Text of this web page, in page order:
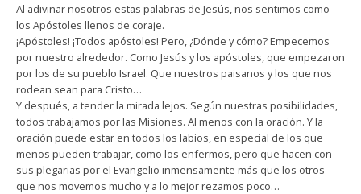
Al adivinar nosotros estas palabras de Jesús, nos sentimos como
los Apóstoles llenos de coraje.
¡Apóstoles! ¡Todos apóstoles! Pero, ¿Dónde y cómo? Empecemos
por nuestro alrededor. Como Jesús y los apóstoles, que empezaron
por los de su pueblo Israel. Que nuestros paisanos y los que nos
rodean sean para Cristo…
Y después, a tender la mirada lejos. Según nuestras posibilidades,
todos trabajamos por las Misiones. Al menos con la oración. Y la
oración puede estar en todos los labios, en especial de los que
menos pueden trabajar, como los enfermos, pero que hacen con
sus plegarias por el Evangelio inmensamente más que los otros
que nos movemos mucho y a lo mejor rezamos poco…